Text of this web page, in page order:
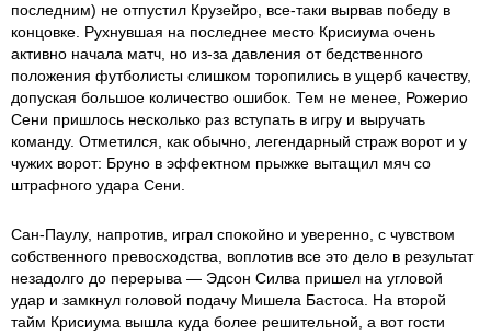
последним) не отпустил Крузейро, все-таки вырвав победу в
концовке. Рухнувшая на последнее место Крисиума очень
активно начала матч, но из-за давления от бедственного
положения футболисты слишком торопились в ущерб качеству,
допуская большое количество ошибок. Тем не менее, Рожерио
Сени пришлось несколько раз вступать в игру и выручать
команду. Отметился, как обычно, легендарный страж ворот и у
чужих ворот: Бруно в эффектном прыжке вытащил мяч со
штрафного удара Сени.
Сан-Паулу, напротив, играл спокойно и уверенно, с чувством
собственного превосходства, воплотив все это дело в результат
незадолго до перерыва — Эдсон Силва пришел на угловой
удар и замкнул головой подачу Мишела Бастоса. На второй
тайм Крисиума вышла куда более решительной, а вот гости